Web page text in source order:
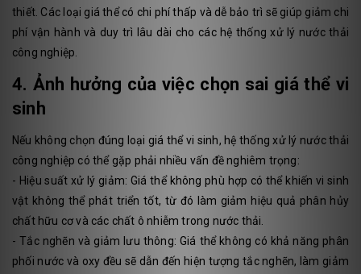
thiết. Các loại giá thể có chi phí thấp và dễ bảo trì sẽ giúp giảm chi
phí vận hành và duy trì lâu dài cho các hệ thống xử lý nước thải
công nghiệp.
4. Ảnh hưởng của việc chọn sai giá thể vi
sinh
Nếu không chọn đúng loại giá thể vi sinh, hệ thống xử lý nước thải
công nghiệp có thể gặp phải nhiều vấn đề nghiêm trọng:
- Hiệu suất xử lý giảm: Giá thể không phù hợp có thể khiến vi sinh
vật không thể phát triển tốt, từ đó làm giảm hiệu quả phân hủy
chất hữu cơ và các chất ô nhiễm trong nước thải.
- Tắc nghẽn và giảm lưu thông: Giá thể không có khả năng phân
phối nước và oxy đều sẽ dẫn đến hiện tượng tắc nghẽn, làm giảm